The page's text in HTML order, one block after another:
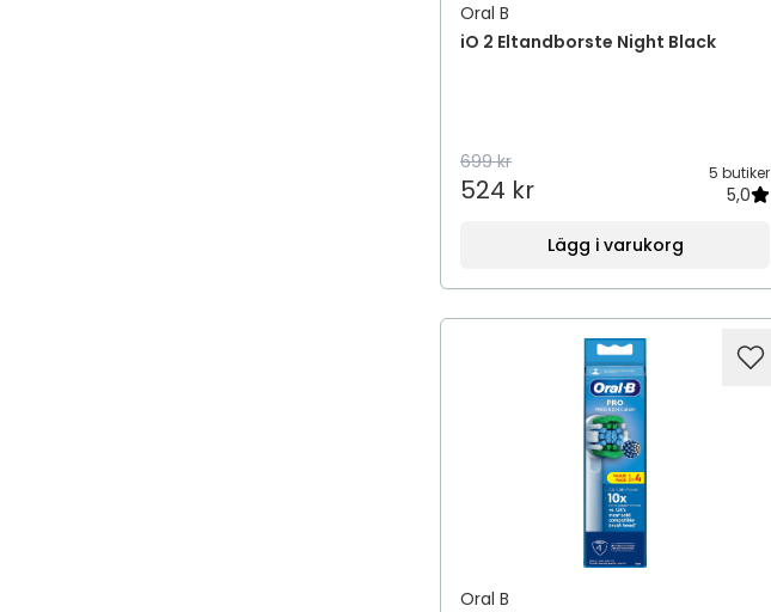
Oral B
iO 2 Eltandborste Night Black
699 kr
524 kr
5 butiker
5,0
Lägg i varukorg
Oral B